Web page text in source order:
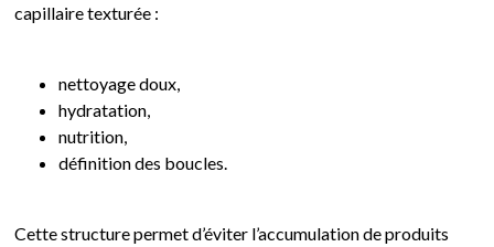
capillaire texturée :
nettoyage doux,
hydratation,
nutrition,
définition des boucles.
Cette structure permet d’éviter l’accumulation de produits